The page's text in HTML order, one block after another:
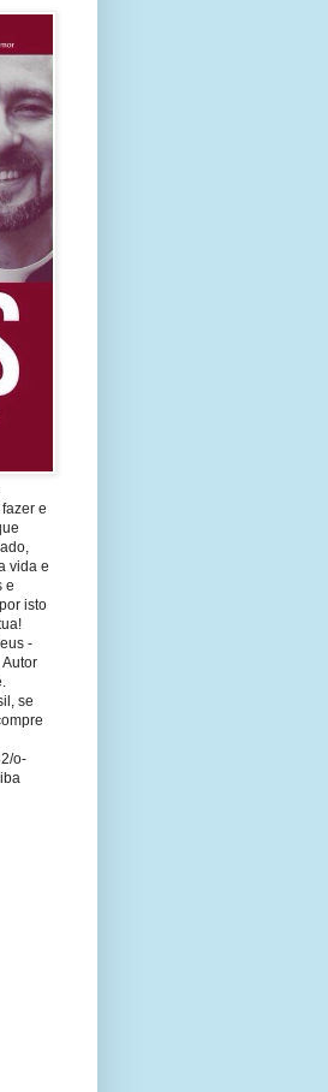
e
vida e
e
isto
-
se
o-